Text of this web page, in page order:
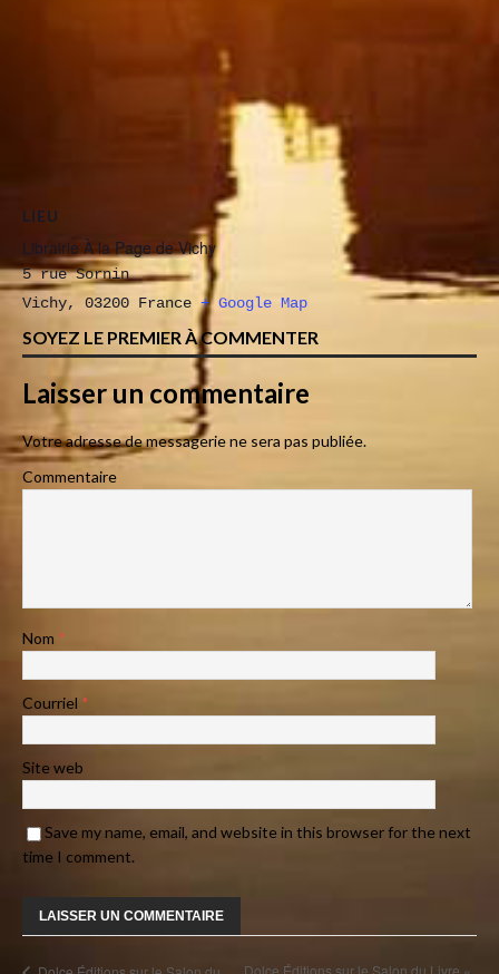
LIEU
Librairie À la Page de Vichy
5 rue Sornin
Vichy, 03200 France + Google Map
SOYEZ LE PREMIER À COMMENTER
Laisser un commentaire
Votre adresse de messagerie ne sera pas publiée.
Commentaire
Nom *
Courriel *
Site web
Save my name, email, and website in this browser for the next
time I comment.